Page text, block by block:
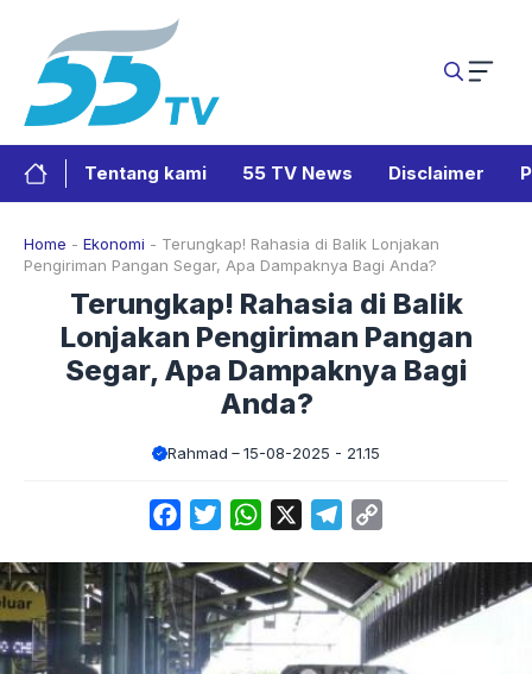
Tentang kami 55 TV News Disclaimer
Home - Ekonomi - Terungkap! Rahasia di Balik Lonjakan
Pengiriman Pangan Segar, Apa Dampaknya Bagi Anda?
Terungkap! Rahasia di Balik
Lonjakan Pengiriman Pangan
Segar, Apa Dampaknya Bagi
Anda?
Rahmad 15-08-2025 - 21.15
FacebookTwitterWhatsApp Telegram